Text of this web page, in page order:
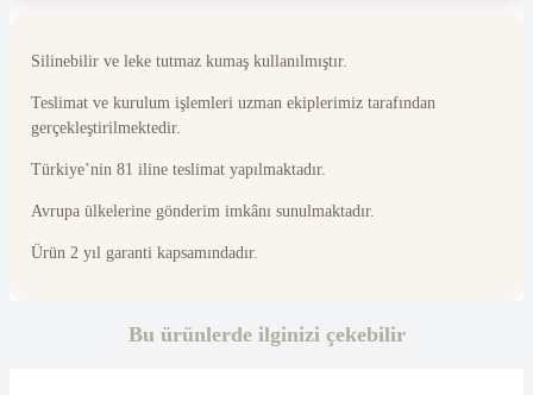
Silinebilir ve leke tutmaz kumaş kullanılmıştır.
Teslimat ve kurulum işlemleri uzman ekiplerimiz tarafından
gerçekleştirilmektedir.
Türkiye’nin 81 iline teslimat yapılmaktadır.
Avrupa ülkelerine gönderim imkânı sunulmaktadır.
Ürün 2 yıl garanti kapsamındadır.
Bu ürünlerde ilginizi çekebilir